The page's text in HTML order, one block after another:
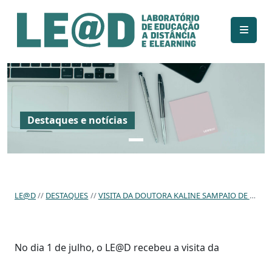
Ir para o conteúdo principal
Informações de acessibilidade
Mapa do site
Destaques e notícias
LE@D DESTAQUES VISITA DA DOUTORA KALINE SAMPAIO DE ARAÚJO, DO LABORATÓRIO DE INOVAÇÃO TECNOLÓGICA EM SAÚDE (LAIS / UFRN)
No dia 1 de julho, o LE@D recebeu a visita da